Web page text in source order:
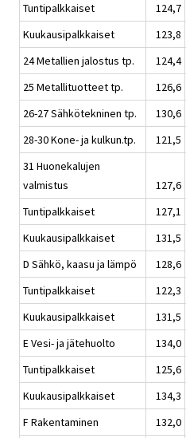
Tuntipalkkaiset
124,7
Kuukausipalkkaiset
123,8
24 Metallien jalostus tp.
124,4
25 Metallituotteet tp.
126,6
26-27 Sähkötekninen tp.
130,6
28-30 Kone- ja kulkun.tp.
121,5
31 Huonekalujen
valmistus
127,6
Tuntipalkkaiset
127,1
Kuukausipalkkaiset
131,5
D Sähkö, kaasu ja lämpö
128,6
Tuntipalkkaiset
122,3
Kuukausipalkkaiset
131,5
E Vesi- ja jätehuolto
134,0
Tuntipalkkaiset
125,6
Kuukausipalkkaiset
134,3
F Rakentaminen
132,0